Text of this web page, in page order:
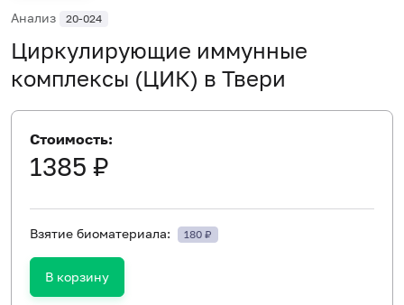
Анализ 20-024
Циркулирующие иммунные
комплексы (ЦИК) в Твери
Стоимость:
1385 ₽
Взятие биоматериала: 180 ₽
В корзину